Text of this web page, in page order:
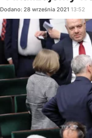
Dodano: 28 września 2021 13:52